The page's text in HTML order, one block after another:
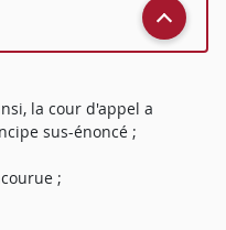
la cour d'appel a
sus-énoncé ;
;